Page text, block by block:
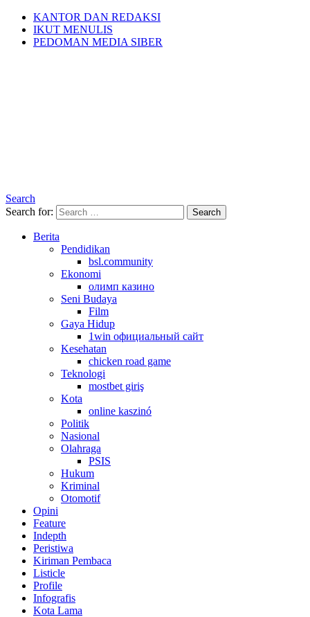
KANTOR DAN REDAKSI
IKUT MENULIS
PEDOMAN MEDIA SIBER
Search
Search for:
Search
Berita
Pendidikan
bsl.community
Ekonomi
олимп казино
Seni Budaya
Film
Gaya Hidup
1win официальный сайт
Kesehatan
chicken road game
Teknologi
mostbet giriş
Kota
online kaszinó
Politik
Nasional
Olahraga
PSIS
Hukum
Kriminal
Otomotif
Opini
Feature
Indepth
Peristiwa
Kiriman Pembaca
Listicle
Profile
Infografis
Kota Lama